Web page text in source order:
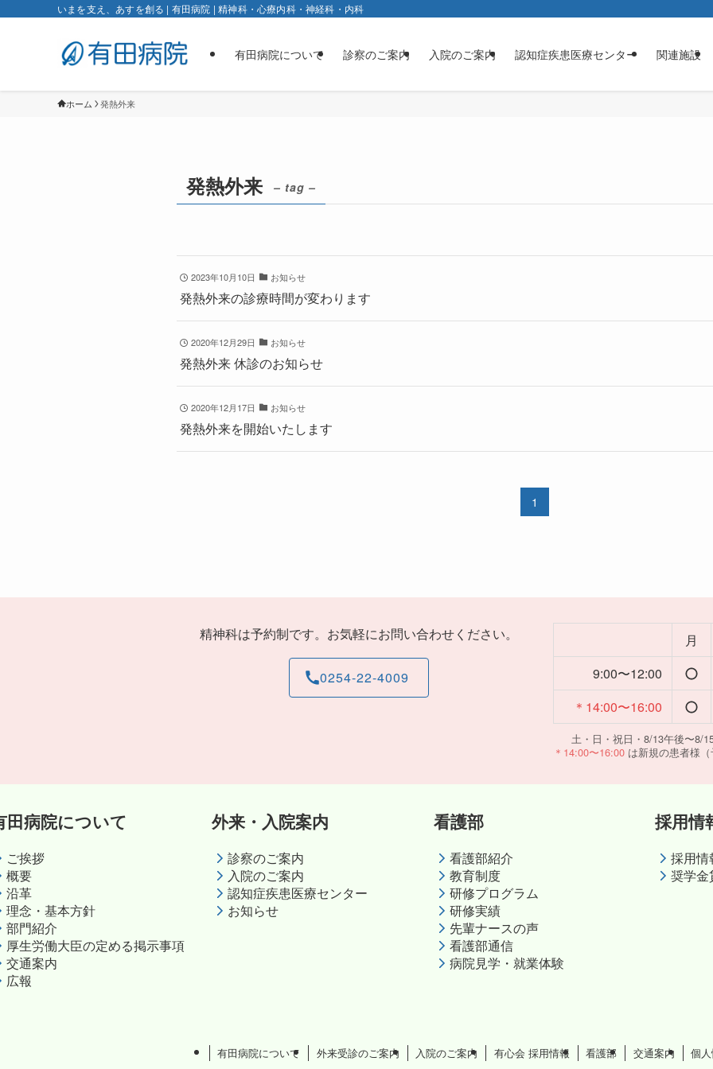
いまを⽀え、あすを創る | 有田病院 | 精神科・心療内科・神経科・内科
有田病院について 診察のご案内 入院のご案内 認知症疾患医療センター 関連施設
ホーム 発熱外来
発熱外来 – tag –
2023年10月10日 お知らせ
発熱外来の診療時間が変わります
2020年12月29日 お知らせ
発熱外来 休診のお知らせ
2020年12月17日 お知らせ
発熱外来を開始いたします
1
精神科は予約制です。お気軽にお問い合わせください。
0254-22-4009
月
9:00〜12:00
＊14:00〜16:00
土・日・祝日・8/13午後〜8/
＊14:00〜16:00は新規の患者様（
田病院について
ご挨拶
概要
沿革
理念・基本方針
部門紹介
厚生労働大臣の定める掲示事項
交通案内
広報
外来・入院案内
診察のご案内
入院のご案内
認知症疾患医療センター
お知らせ
看護部
看護部紹介
教育制度
研修プログラム
研修実績
先輩ナースの声
看護部通信
病院見学・就業体験
採用情
採用情
奨学金
有田病院について 外来受診のご案内 入院のご案内 有心会 採用情報 看護部 交通案内 個